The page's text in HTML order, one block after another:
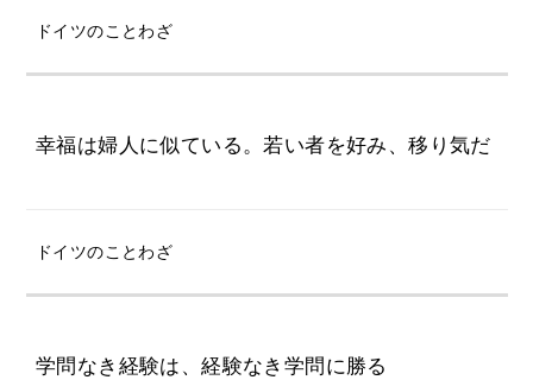
ドイツのことわざ
幸福は婦人に似ている。若い者を好み、移り気だ
ドイツのことわざ
学問なき経験は、経験なき学問に勝る